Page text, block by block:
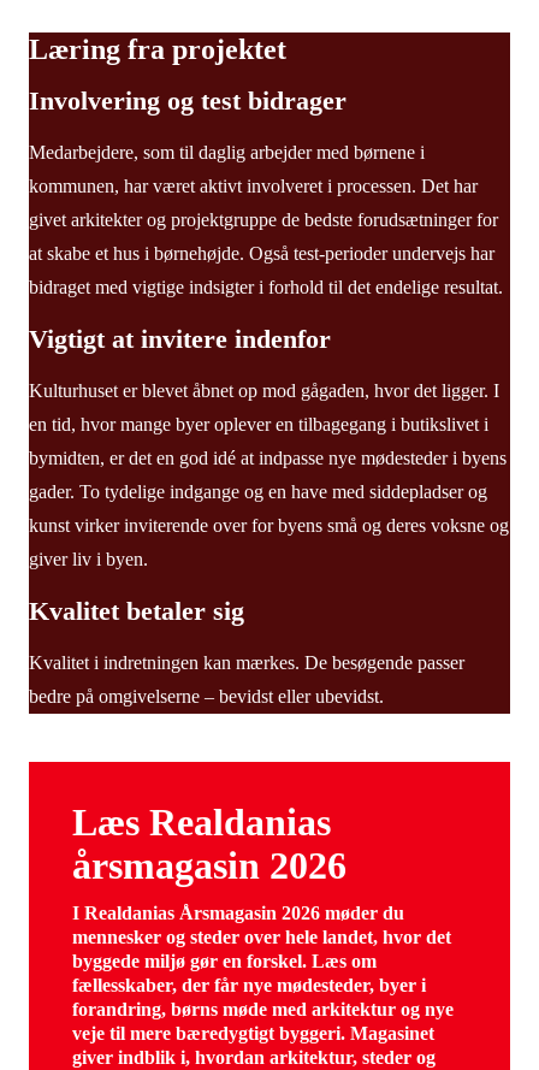
Læring fra projektet
Involvering og test bidrager
Medarbejdere, som til daglig arbejder med børnene i
kommunen, har været aktivt involveret i processen. Det har
givet arkitekter og projektgruppe de bedste forudsætninger for
at skabe et hus i børnehøjde. Også test-perioder undervejs har
bidraget med vigtige indsigter i forhold til det endelige resultat.
Vigtigt at invitere indenfor
Kulturhuset er blevet åbnet op mod gågaden, hvor det ligger. I
en tid, hvor mange byer oplever en tilbagegang i butikslivet i
bymidten, er det en god idé at indpasse nye mødesteder i byens
gader. To tydelige indgange og en have med siddepladser og
kunst virker inviterende over for byens små og deres voksne og
giver liv i byen.
Kvalitet betaler sig
Kvalitet i indretningen kan mærkes. De besøgende passer
bedre på omgivelserne – bevidst eller ubevidst.
Læs Realdanias
årsmagasin 2026
I Realdanias Årsmagasin 2026 møder du
mennesker og steder over hele landet, hvor det
byggede miljø gør en forskel. Læs om
fællesskaber, der får nye mødesteder, byer i
forandring, børns møde med arkitektur og nye
veje til mere bæredygtigt byggeri. Magasinet
giver indblik i, hvordan arkitektur, steder og